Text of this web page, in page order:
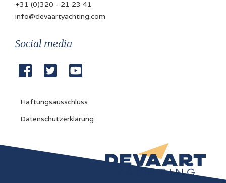
+31 (0)320 - 21 23 41
info@devaartyachting.com
Social media
  
Haftungsausschluss
Datenschutzerklärung